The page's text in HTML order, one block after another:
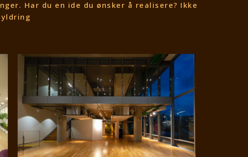
Har du en ide du ønsker å realisere? Ikke